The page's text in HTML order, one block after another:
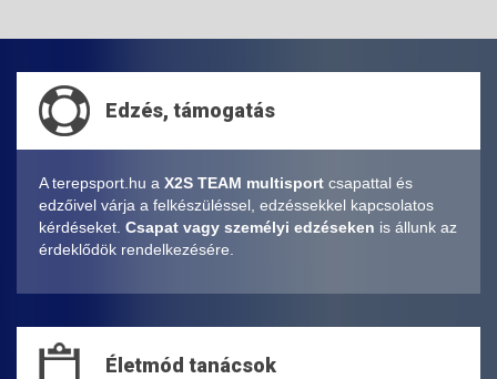
Edzés, támogatás
A terepsport.hu a X2S TEAM multisport csapattal és
edzőivel várja a felkészüléssel, edzéssekkel kapcsolatos
kérdéseket. Csapat vagy személyi edzéseken is állunk az
érdeklődök rendelkezésére.
Életmód tanácsok